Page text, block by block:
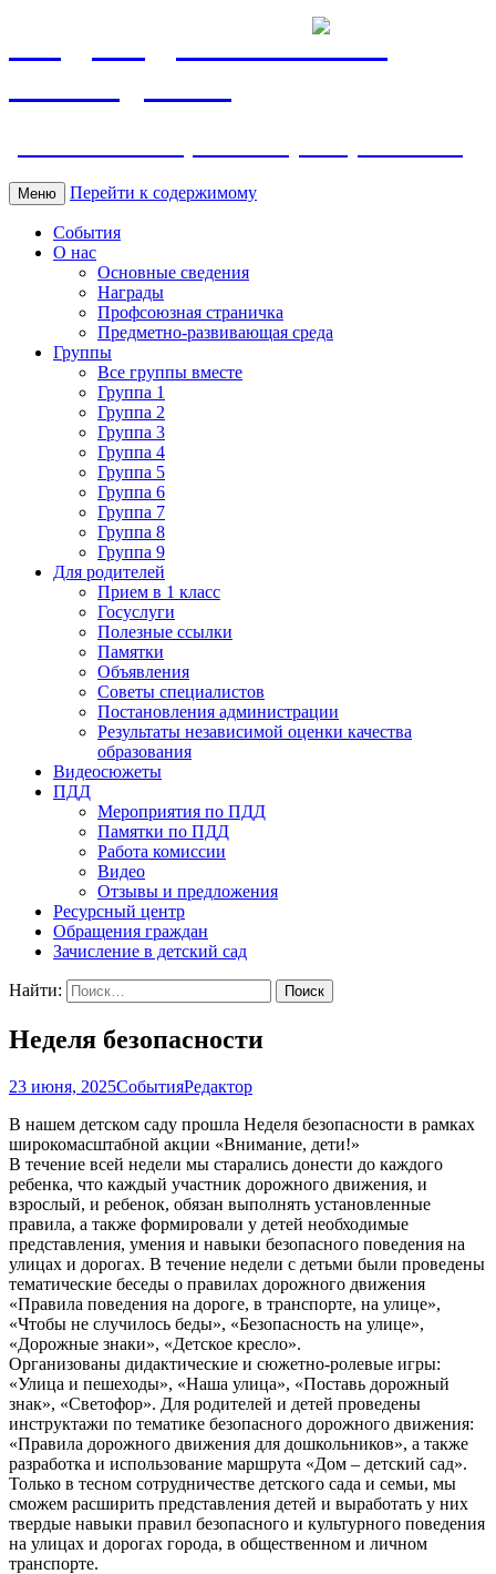
МБДОУ ДС "Калинка"
Меню Перейти к содержимому
События
О нас
Основные сведения
Награды
Профсоюзная страничка
Предметно-развивающая среда
Группы
Все группы вместе
Группа 1
Группа 2
Группа 3
Группа 4
Группа 5
Группа 6
Группа 7
Группа 8
Группа 9
Для родителей
Прием в 1 класс
Госуслуги
Полезные ссылки
Памятки
Объявления
Советы специалистов
Постановления администрации
Результаты независимой оценки качества
образования
Видеосюжеты
ПДД
Мероприятия по ПДД
Памятки по ПДД
Работа комиссии
Видео
Отзывы и предложения
Ресурсный центр
Обращения граждан
Зачисление в детский сад
Найти:
Неделя безопасности
23 июня, 2025СобытияРедактор
В нашем детском саду прошла Неделя безопасности в рамках
широкомасштабной акции «Внимание, дети!»
В течение всей недели мы старались донести до каждого
ребенка, что каждый участник дорожного движения, и
взрослый, и ребенок, обязан выполнять установленные
правила, а также формировали у детей необходимые
представления, умения и навыки безопасного поведения на
улицах и дорогах. В течение недели с детьми были проведены
тематические беседы о правилах дорожного движения
«Правила поведения на дороге, в транспорте, на улице»,
«Чтобы не случилось беды», «Безопасность на улице»,
«Дорожные знаки», «Детское кресло».
Организованы дидактические и сюжетно-ролевые игры:
«Улица и пешеходы», «Наша улица», «Поставь дорожный
знак», «Светофор». Для родителей и детей проведены
инструктажи по тематике безопасного дорожного движения:
«Правила дорожного движения для дошкольников», а также
разработка и использование маршрута «Дом – детский сад».
Только в тесном сотрудничестве детского сада и семьи, мы
сможем расширить представления детей и выработать у них
твердые навыки правил безопасного и культурного поведения
на улицах и дорогах города, в общественном и личном
транспорте.